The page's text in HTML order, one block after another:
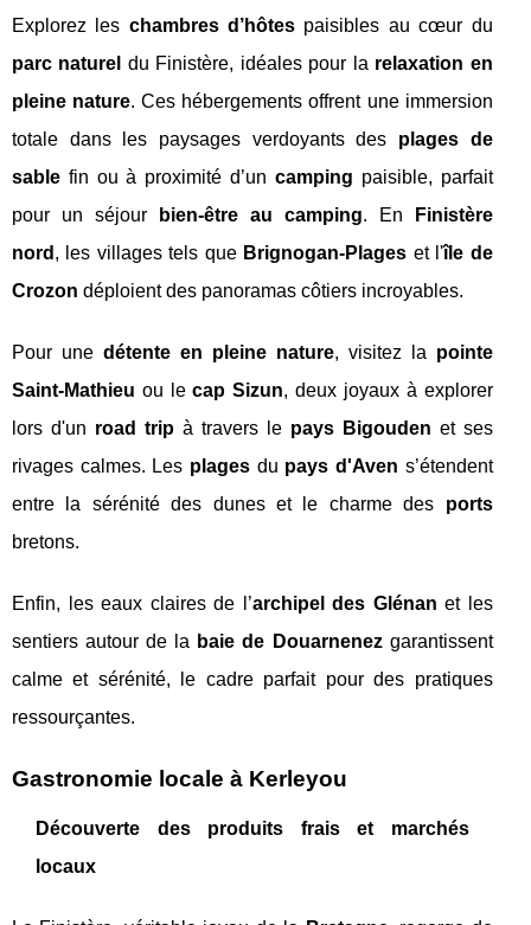
Explorez les chambres d’hôtes paisibles au cœur du
parc naturel du Finistère, idéales pour la relaxation en
pleine nature. Ces hébergements offrent une immersion
totale dans les paysages verdoyants des plages de
sable fin ou à proximité d’un camping paisible, parfait
pour un séjour
bien-être au camping. En
Finistère
nord , les villages tels que Brignogan-Plages et l'île de
Crozon déploient des panoramas côtiers incroyables.
Pour une détente en pleine nature, visitez la pointe
Saint-Mathieu ou lecap Sizun, deux joyaux à explorer
lors d'un road tripà travers le pays Bigouden et ses
rivages calmes. Les plagesdu pays d'Aven s’étendent
entre la sérénité des dunes et le charme des ports
bretons.
Enfin, les eaux claires de l’archipel des Glénan et les
sentiers autour de la baie de Douarnenezgarantissent
calme et sérénité, le cadre parfait pour des pratiques
ressourçantes.
Gastronomie locale à Kerleyou
Découverte des produits frais et marchés
locaux